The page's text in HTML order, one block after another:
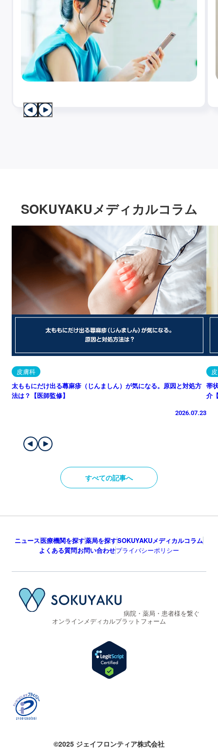
SOKUYAKUメディカルコラム
皮膚科
太ももにだけ出る蕁麻疹（じんましん）が気になる。原因と対処方
法は？【医師監修】
2026.07.23
帯
介
すべての記事へ
ニュース医療機関を探す薬局を探すSOKUYAKUメディカルコラム
よくある質問お問い合わせプライバシーポリシー
病院・薬局・患者様を繋ぐ
オンラインメディカルプラットフォーム
©2025 ジェイフロンティア株式会社